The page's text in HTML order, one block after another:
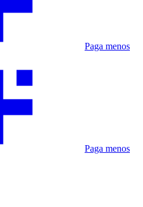
Paga menos
Paga menos